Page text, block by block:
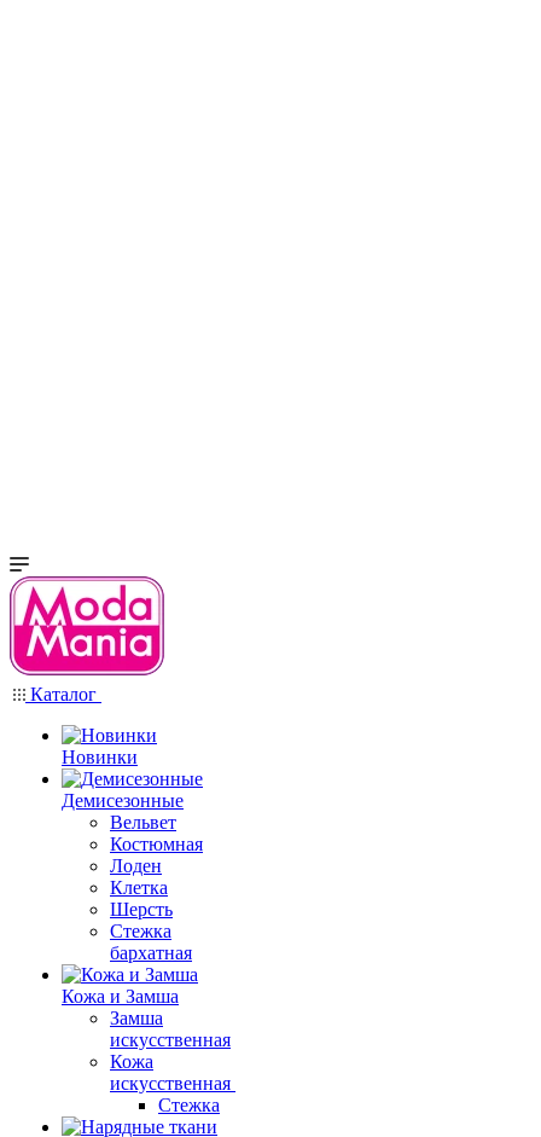
Каталог
Новинки
Демисезонные
Вельвет
Костюмная
Лоден
Клетка
Шерсть
Стежка
бархатная
Кожа и Замша
Замша
искусственная
Кожа
искусственная
Стежка